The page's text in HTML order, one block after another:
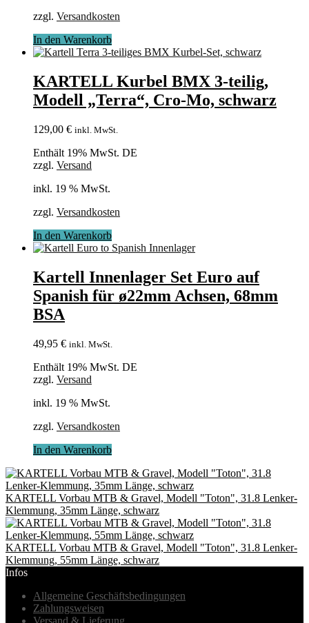
zzgl. Versandkosten
In den Warenkorb
KARTELL Kurbel BMX 3-teilig,
Modell „Terra“, Cro-Mo, schwarz
129,00 € inkl. MwSt.
Enthält 19% MwSt. DE
zzgl. Versand
inkl. 19 % MwSt.
zzgl. Versandkosten
In den Warenkorb
Kartell Innenlager Set Euro auf
Spanish für ø22mm Achsen, 68mm
BSA
49,95 € inkl. MwSt.
Enthält 19% MwSt. DE
zzgl. Versand
inkl. 19 % MwSt.
zzgl. Versandkosten
In den Warenkorb
KARTELL Vorbau MTB & Gravel, Modell "Toton", 31.8 Lenker-
Klemmung, 35mm Länge, schwarz
KARTELL Vorbau MTB & Gravel, Modell "Toton", 31.8 Lenker-
Klemmung, 55mm Länge, schwarz
Infos
Allgemeine Geschäftsbedingungen
Zahlungsweisen
Versand & Lieferung